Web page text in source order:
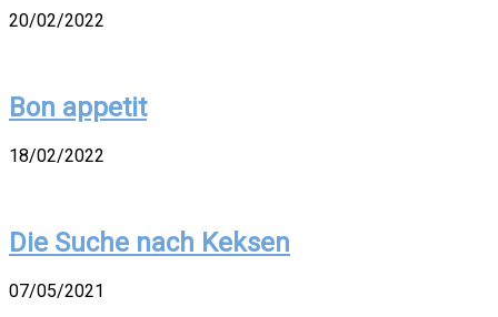
20/02/2022
Bon appetit
18/02/2022
Die Suche nach Keksen
07/05/2021